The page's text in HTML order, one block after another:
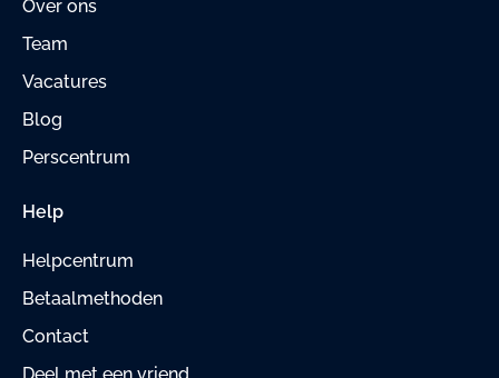
Over ons
Team
Vacatures
Blog
Perscentrum
Help
Helpcentrum
Betaalmethoden
Contact